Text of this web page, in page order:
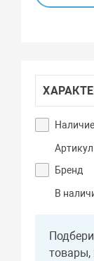
Артикул
Бренд
В
товары,